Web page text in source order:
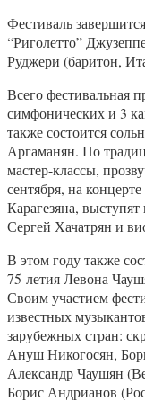
Фестиваль
“Риголетто”
Руджери (баритон,
Всего фестивальная
симфонических и 3
также состоится
Аргаманян. По
мастер-классы,
сентября, на
Карагезяна,
Сергей Хачатрян и
В этом году также
75-летия Левона
Своим участием
известных
зарубежных стран:
Ануш Никогосян,
Александр Чаушян
Борис Андрианов